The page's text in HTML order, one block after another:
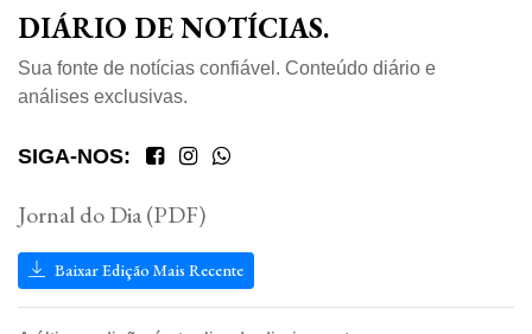
DIÁRIO DE NOTÍCIAS.
Sua fonte de notícias confiável. Conteúdo diário e
análises exclusivas.
SIGA-NOS:
Jornal do Dia (PDF)
Baixar Edição Mais Recente